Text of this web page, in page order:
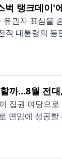
탱크데이'
유권자 표심을
직 대통령의 등
까…8월 전
집권 여당으
연임에 성공할